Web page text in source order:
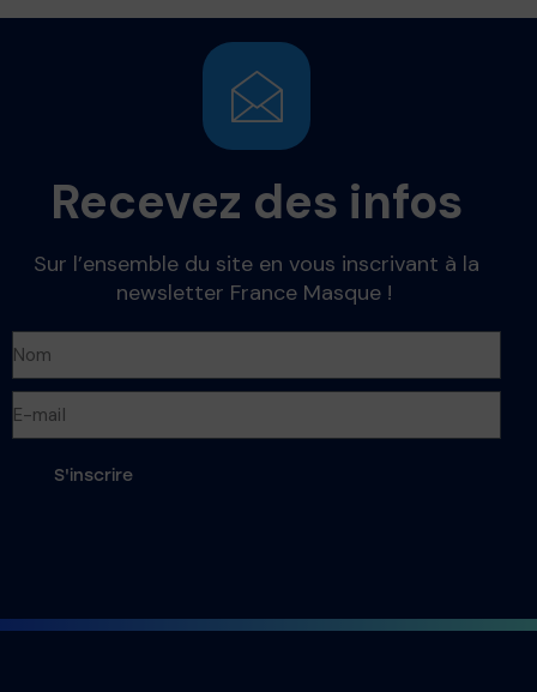
Recevez des infos
Sur l’ensemble du site en vous inscrivant à la
newsletter France Masque !
S'inscrire